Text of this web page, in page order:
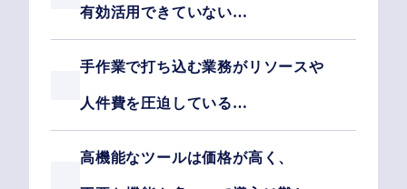
有効活用できていない…
手作業で打ち込む業務がリソースや
人件費を圧迫している…
高機能なツールは価格が高く、